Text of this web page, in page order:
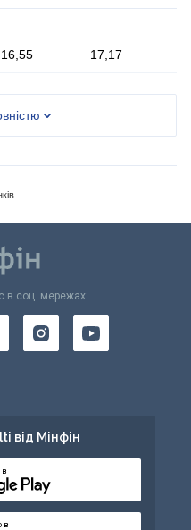
16,55 17,17
16,60
в соц. мережах:
від Мінфін
в
в